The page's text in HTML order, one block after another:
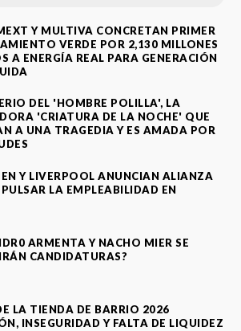
Y MULTIVA CONCRETAN PRIMER
VERDE POR 2,130 MILLONES
A ENERGÍA REAL PARA GENERACIÓN
DEL 'HOMBRE POLILLA', LA
'CRIATURA DE LA NOCHE' QUE
A UNA TRAGEDIA Y ES AMADA POR
Y LIVERPOOL ANUNCIAN ALIANZA
LA EMPLEABILIDAD EN
ARMENTA Y NACHO MIER SE
CANDIDATURAS?
LA TIENDA DE BARRIO 2026
INSEGURIDAD Y FALTA DE LIQUIDEZ